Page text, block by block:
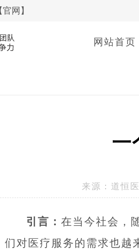
网】
网站首页
一
来源： 道恒
引言： 在当今社会，
们对医疗服务的需求也越